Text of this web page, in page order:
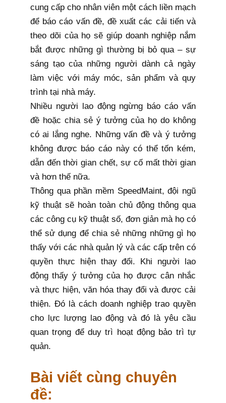
cung cấp cho nhân viên một cách liền mạch
để báo cáo vấn đề, đề xuất các cải tiến và
theo dõi của họ sẽ giúp doanh nghiệp nắm
bắt được những gì thường bị bỏ qua – sự
sáng tạo của những người dành cả ngày
làm việc với máy móc, sản phẩm và quy
trình tại nhà máy.
Nhiều người lao động ngừng báo cáo vấn
đề hoặc chia sẻ ý tưởng của họ do không
có ai lắng nghe. Những vấn đề và ý tưởng
không được báo cáo này có thể tốn kém,
dẫn đến thời gian chết, sự cố mất thời gian
và hơn thế nữa.
Thông qua phần mềm SpeedMaint, đội ngũ
kỹ thuật sẽ hoàn toàn chủ động thông qua
các công cụ kỹ thuật số, đơn giản mà họ có
thể sử dụng để chia sẻ những những gì họ
thấy với các nhà quản lý và các cấp trên có
quyền thực hiện thay đổi. Khi người lao
động thấy ý tưởng của họ được cân nhắc
và thực hiện, văn hóa thay đổi và được cải
thiện. Đó là cách doanh nghiệp trao quyền
cho lực lượng lao động và đó là yêu cầu
quan trọng để duy trì hoạt động bảo trì tự
quản.
Bài viết cùng chuyên
đề: